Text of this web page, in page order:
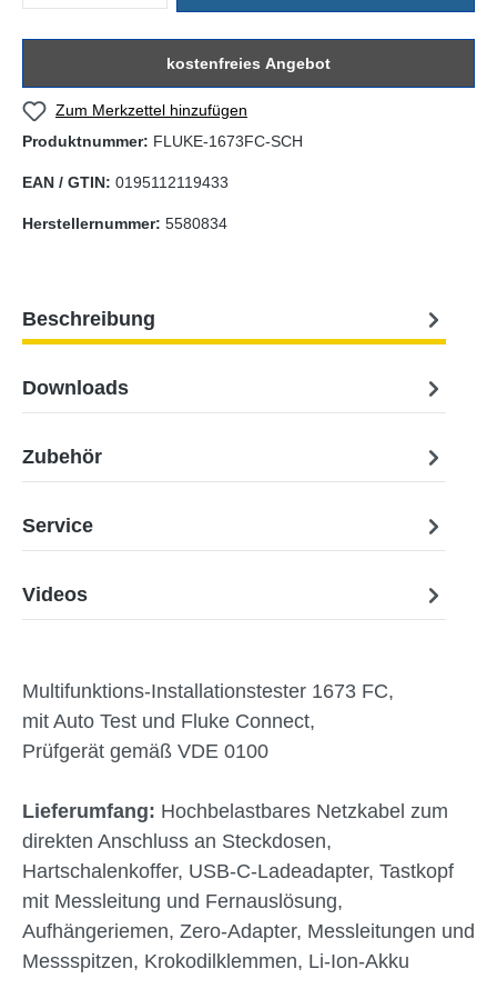
kostenfreies Angebot
Zum Merkzettel hinzufügen
Produktnummer: FLUKE-1673FC-SCH
EAN / GTIN: 0195112119433
Herstellernummer: 5580834
Beschreibung
Downloads
Zubehör
Service
Videos
Multifunktions-Installationstester 1673 FC,
mit Auto Test und Fluke Connect,
Prüfgerät gemäß VDE 0100
Lieferumfang: Hochbelastbares Netzkabel zum
direkten Anschluss an Steckdosen,
Hartschalenkoffer, USB-C-Ladeadapter, Tastkopf
mit Messleitung und Fernauslösung,
Aufhängeriemen, Zero-Adapter, Messleitungen und
Messspitzen, Krokodilklemmen, Li-Ion-Akku